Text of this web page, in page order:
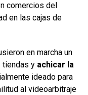
comercios del
en las cajas de
en marcha un
tiendas y achicar la
ideado para
al videoarbitraje